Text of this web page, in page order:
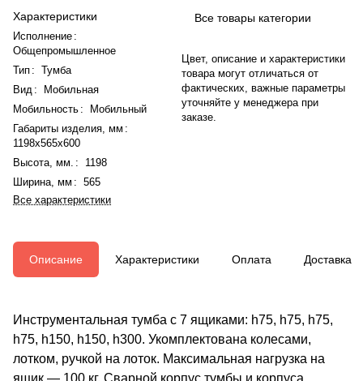
Характеристики
Исполнение :
Общепромышленное
Тип : Тумба
Вид :
Мобильная
Мобильность :
Мобильный
Габариты изделия, мм :
1198x565x600
Высота, мм. :
1198
Ширина, мм : 565
Все характеристики
Все товары категории
Цвет, описание и характеристики
товара могут отличаться от
фактических, важные параметры
уточняйте у менеджера при
заказе.
Описание Характеристики Оплата Доставка
Инструментальная тумба с 7 ящиками: h75, h75, h75,
h75, h150, h150, h300. Укомплектована колесами,
лотком, ручкой на лоток. Максимальная нагрузка на
ящик — 100 кг. Сварной корпус тумбы и корпуса